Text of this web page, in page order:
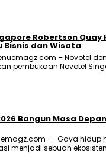
Robertson
Bisnis dan Wisata
– Novotel
pembukaan Novotel
Bangun Masa
-- Gaya hidup
menjadi sebuah